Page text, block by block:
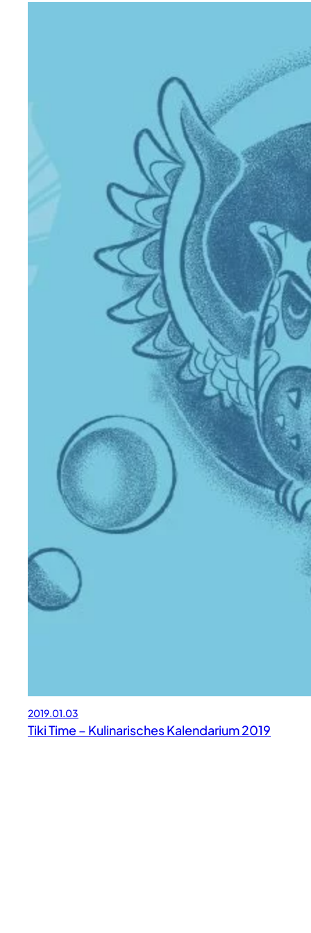
2019.01.03
Tiki Time – Kulinarisches Kalendarium 2019